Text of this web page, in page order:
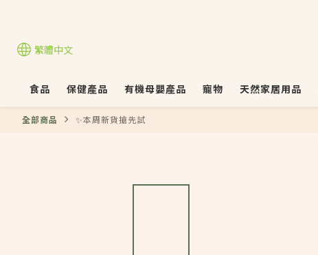
繁體中文
食品 保健產品 有機母嬰產品 寵物 天然家居用品
全部商品 ✨本周新貨搶先試